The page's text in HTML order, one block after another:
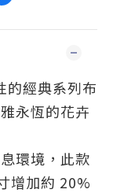
的經典系列布
永恆的花卉
環境，此款
增加約 20%